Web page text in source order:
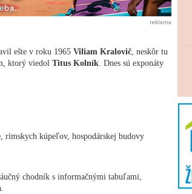
reklama
ešte v roku 1965 Viliam Kralovič, neskôr tu
ktorý viedol Titus Kolník. Dnes sú exponáty
kúpeľov, hospodárskej budovy
chodník s informačnými tabuľami,